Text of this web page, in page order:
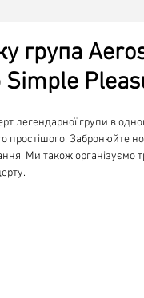
група
Simple
легендарної групи в
простішого. Забронюйте
Ми також організуємо